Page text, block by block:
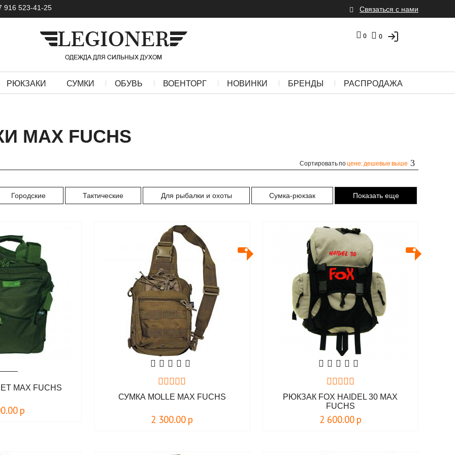
916 523-41-25 Связаться с нами
0
0
РЮКЗАКИ СУМКИ ОБУВЬ ВОЕНТОРГ НОВИНКИ БРЕНДЫ РАСПРОДАЖА
MAX FUCHS
Сортировать поцене: дешевые выше
Городские Тактические Для рыбалки и охоты Сумка-рюкзак Показать еще
MAX FUCHS
р
СУМКА MOLLE MAX FUCHS
2 300.00 р
РЮКЗАК FOX HAIDEL 30 MAX
FUCHS
2 600.00 р